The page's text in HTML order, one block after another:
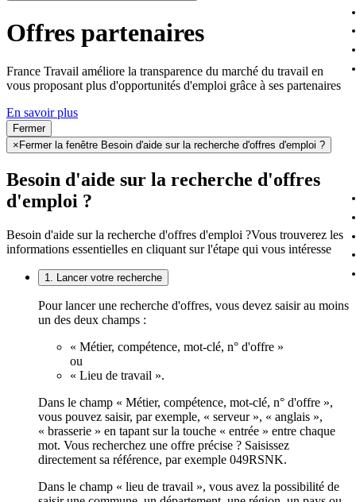
Offres partenaires
France Travail améliore la transparence du marché du travail en
vous proposant plus d'opportunités d'emploi grâce à ses partenaires
En savoir plus
Fermer
× Fermer la fenêtre Besoin d'aide sur la recherche d'offres d'emploi ?
Besoin d'aide sur la recherche d'offres
d'emploi ?
Besoin d'aide sur la recherche d'offres d'emploi ?Vous trouverez les
informations essentielles en cliquant sur l'étape qui vous intéresse
1. Lancer votre recherche
Pour lancer une recherche d'offres, vous devez saisir au moins
un des deux champs :
« Métier, compétence, mot-clé, n° d'offre »
ou
« Lieu de travail ».
Dans le champ « Métier, compétence, mot-clé, n° d'offre »,
vous pouvez saisir, par exemple, « serveur », « anglais »,
« brasserie » en tapant sur la touche « entrée » entre chaque
mot. Vous recherchez une offre précise ? Saisissez
directement sa référence, par exemple 049RSNK.
Dans le champ « lieu de travail », vous avez la possibilité de